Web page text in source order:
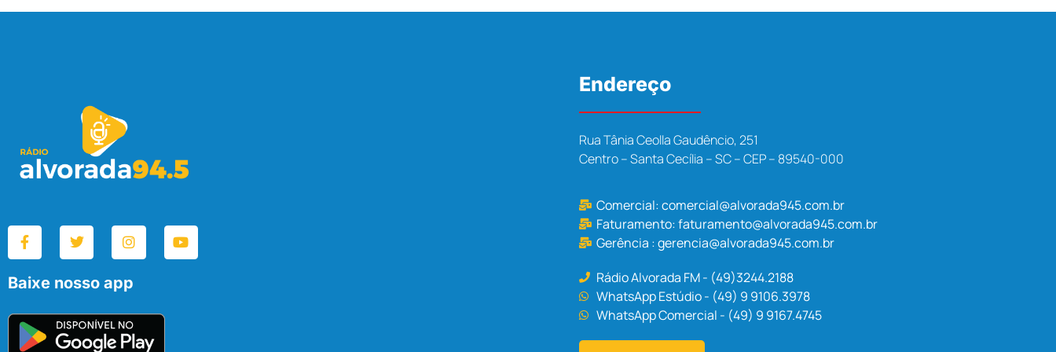
Baixe nosso app
Endereço
Rua Tânia Ceolla Gaudêncio, 251
Centro – Santa Cecília – SC – CEP – 89540-000
Comercial:comercial@alvorada945.com.br
Faturamento:faturamento@alvorada945.com.br
Gerência :gerencia@alvorada945.com.br
Rádio Alvorada FM - (49)3244.2188
WhatsApp Estúdio - (49) 9 9106.3978
WhatsApp Comercial - (49) 9 9167.4745